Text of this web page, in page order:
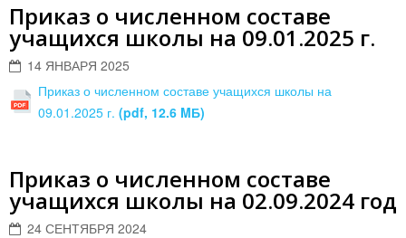
Приказ о численном составе
учащихся школы на 09.01.2025 г.
14 ЯНВАРЯ 2025
Приказ о численном составе учащихся школы на
09.01.2025 г. (pdf, 12.6 MБ)
Приказ о численном составе
учащихся школы на 02.09.2024 год
24 СЕНТЯБРЯ 2024